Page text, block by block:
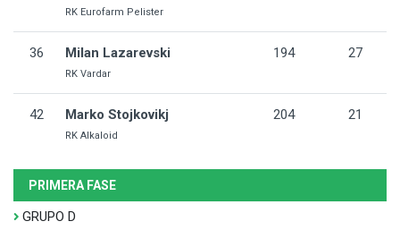
RK Eurofarm Pelister
36 Milan Lazarevski
RK Vardar
194 27
42 Marko Stojkovikj
RK Alkaloid
204 21
PRIMERA FASE
GRUPO D